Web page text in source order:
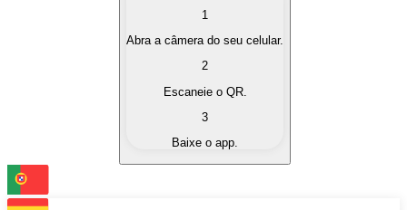
Compre as criptomoedas de seu interesse de forma
Converta suas criptomoedas em moeda fiduciária
Troque uma criptomoeda por outra
1
Abra a câmera do seu celular.
2
Escaneie o QR.
3
Baixe o app.